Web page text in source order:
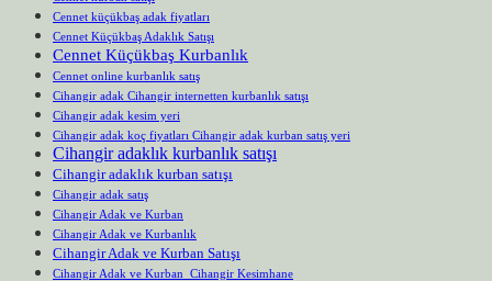
Cennet küçükbaş adak fiyatları
Cennet Küçükbaş Adaklık Satışı
Cennet Küçükbaş Kurbanlık
Cennet online kurbanlık satış
Cihangir adak Cihangir internetten kurbanlık satışı
Cihangir adak kesim yeri
Cihangir adak koç fiyatları Cihangir adak kurban satış yeri
Cihangir adaklık kurbanlık satışı
Cihangir adaklık kurban satışı
Cihangir adak satış
Cihangir Adak ve Kurban
Cihangir Adak ve Kurbanlık
Cihangir Adak ve Kurban Satışı
Cihangir Adak ve Kurban Cihangir Kesimhane